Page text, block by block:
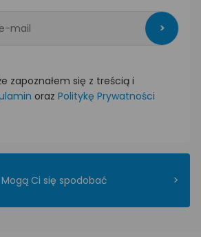
>
zapoznałem się z treścią i
oraz Politykę Prywatności
Mogą Ci się spodobać >